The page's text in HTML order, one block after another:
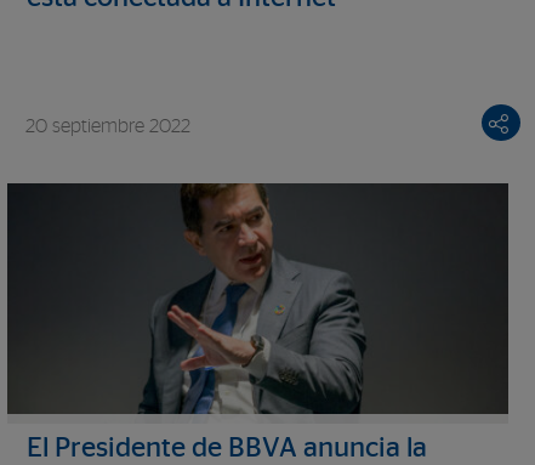
20 septiembre 2022
El Presidente de BBVA anuncia la